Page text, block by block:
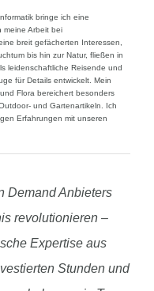
bringe ich eine
meine Arbeit bei
breit gefächerten Interessen,
bis hin zur Natur, fließen in
leidenschaftliche Reisende und
für Details entwickelt. Mein
Flora bereichert besonders
und Gartenartikeln. Ich
Erfahrungen mit unseren
Demand Anbieters
revolutionieren –
Expertise aus
Stunden und